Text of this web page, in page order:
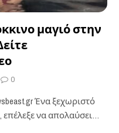
μαγιό στην
0
​Ένα ξεχωριστό
να απολαύσει